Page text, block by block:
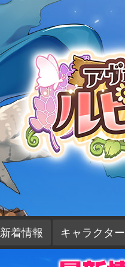
新着情報 キャラクター